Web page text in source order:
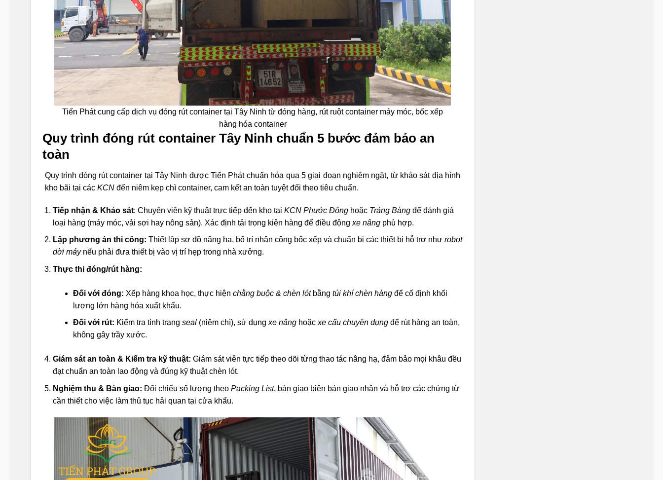
Tiến Phát cung cấp dịch vụ đóng rút container tại Tây Ninh từ đóng hàng, rút ruột container máy móc, bốc xếp
hàng hóa container
Quy trình đóng rút container Tây Ninh chuẩn 5 bước đảm bảo an
toàn
Quy trình đóng rút container tại Tây Ninh được Tiến Phát chuẩn hóa qua 5 giai đoạn nghiêm ngặt, từ khảo sát địa hình
kho bãi tại các KCN đến niêm kẹp chì container, cam kết an toàn tuyệt đối theo tiêu chuẩn.
Tiếp nhận & Khảo sát: Chuyên viên kỹ thuật trực tiếp đến kho tại KCN Phước Đônghoặc Trảng Bàngđể đánh giá
loại hàng (máy móc, vải sợi hay nông sản). Xác định tải trọng kiện hàng để điều động xe nângphù hợp.
Lập phương án thi công: Thiết lập sơ đồ nâng hạ, bố trí nhân công bốc xếp và chuẩn bị các thiết bị hỗ trợ như robot
dời máynếu phải đưa thiết bị vào vị trí hẹp trong nhà xưởng.
Thực thi đóng/rút hàng:
Đối với đóng: Xếp hàng khoa học, thực hiện chằng buộc & chèn lótbằng túi khí chèn hàngđể cố định khối
lượng lớn hàng hóa xuất khẩu.
Đối với rút: Kiểm tra tình trạng seal(niêm chì), sử dụng xe nâng hoặc xe cẩu chuyên dụng để rút hàng an toàn,
không gây trầy xước.
Giám sát an toàn & Kiểm tra kỹ thuật: Giám sát viên tực tiếp theo dõi từng thao tác nâng hạ, đảm bảo mọi khâu đều
đạt chuẩn an toàn lao động và đúng kỹ thuật chèn lót.
Nghiệm thu & Bàn giao: Đối chiếu số lượng theo Packing List, bàn giao biên bản giao nhận và hỗ trợ các chứng từ
cần thiết cho việc làm thủ tục hải quan tại cửa khẩu.